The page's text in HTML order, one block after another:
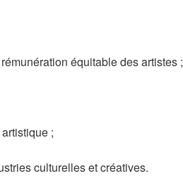
équitable des artistes ;
;
culturelles et créatives.